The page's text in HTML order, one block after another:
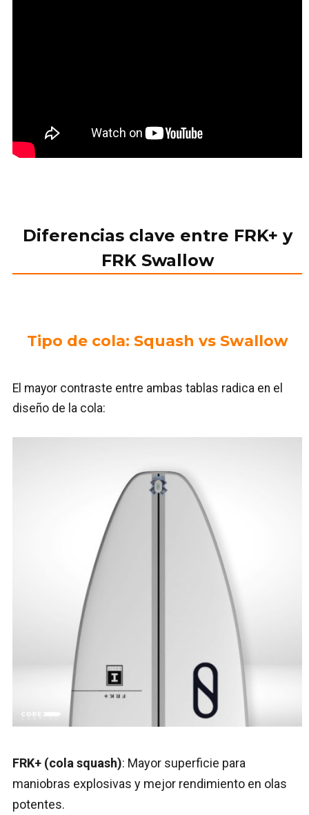
Diferencias clave entre FRK+ y
FRK Swallow
Tipo de cola: Squash vs Swallow
El mayor contraste entre ambas tablas radica en el
diseño de la cola:
FRK+ (cola squash): Mayor superficie para
maniobras explosivas y mejor rendimiento en olas
potentes.